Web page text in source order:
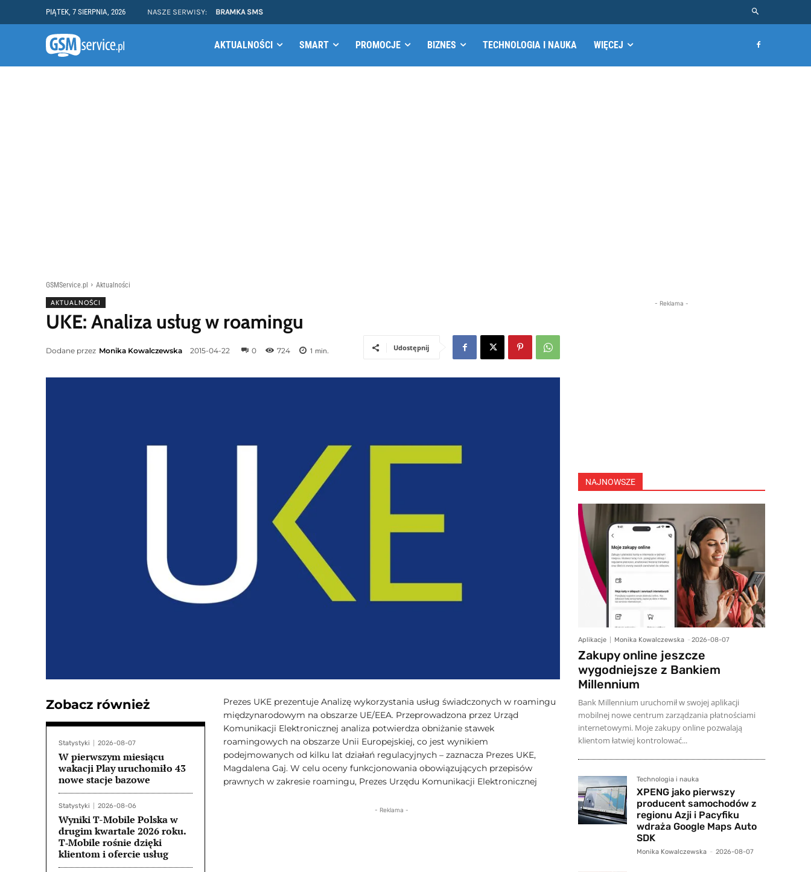
PIĄTEK, 7 SIERPNIA, 2026 NASZE SERWISY: BRAMKA SMS
AKTUALNOŚCI SMART PROMOCJE BIZNES TECHNOLOGIA I NAUKA WIĘCEJ
GSMService.pl Aktualności
AKTUALNOŚCI
UKE: Analiza usług w roamingu
Dodane przez Monika Kowalczewska 2015-04-22 0 724 1 min. Udostępnij
Zobacz również
Statystyki 2026-08-07
W pierwszym miesiącu
wakacji Play uruchomiło 43
nowe stacje bazowe
Statystyki 2026-08-06
Wyniki T-Mobile Polska w
drugim kwartale 2026 roku.
T‑Mobile rośnie dzięki
klientom i ofercie usług
Prezes UKE prezentuje Analizę wykorzystania usług świadczonych w roamingu
międzynarodowym na obszarze UE/EEA. Przeprowadzona przez Urząd
Komunikacji Elektronicznej analiza potwierdza obniżanie stawek
roamingowych na obszarze Unii Europejskiej, co jest wynikiem
podejmowanych od kilku lat działań regulacyjnych – zaznacza Prezes UKE,
Magdalena Gaj. W celu oceny funkcjonowania obowiązujących przepisów
prawnych w zakresie roamingu, Prezes Urzędu Komunikacji Elektronicznej
- Reklama -
- Reklama -
NAJNOWSZE
Aplikacje Monika Kowalczewska - 2026-08-07
Zakupy online jeszcze
wygodniejsze z Bankiem
Millennium
Bank Millennium uruchomił w swojej aplikacji
mobilnej nowe centrum zarządzania płatnościami
internetowymi. Moje zakupy online pozwalają
klientom łatwiej kontrolować...
Technologia i nauka
XPENG jako pierwszy
producent samochodów z
regionu Azji i Pacyfiku
wdraża Google Maps Auto
SDK
Monika Kowalczewska - 2026-08-07